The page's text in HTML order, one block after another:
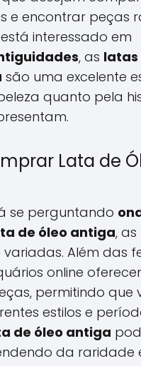
e encontrar peças
interessado em
, as latas
são uma excelente
quanto pela
Lata de
se perguntando
de óleo antiga, as
Além das
online
permitindo que
estilos e
de óleo antiga
da raridade